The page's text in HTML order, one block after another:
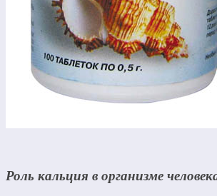
Роль кальция в организме